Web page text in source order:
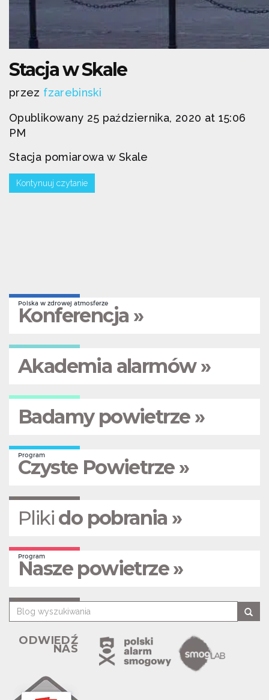
Stacja w Skale
przez fzarebinski
Opublikowany 25 października, 2020 at 15:06
PM
Stacja pomiarowa w Skale
Kontynuuj czytanie
Polska w zdrowej atmosferze
Konferencja »
Akademia alarmów »
Badamy powietrze »
Program
Czyste Powietrze »
Pliki do pobrania »
Program
Nasze powietrze »
ODWIEDŹ
NAS